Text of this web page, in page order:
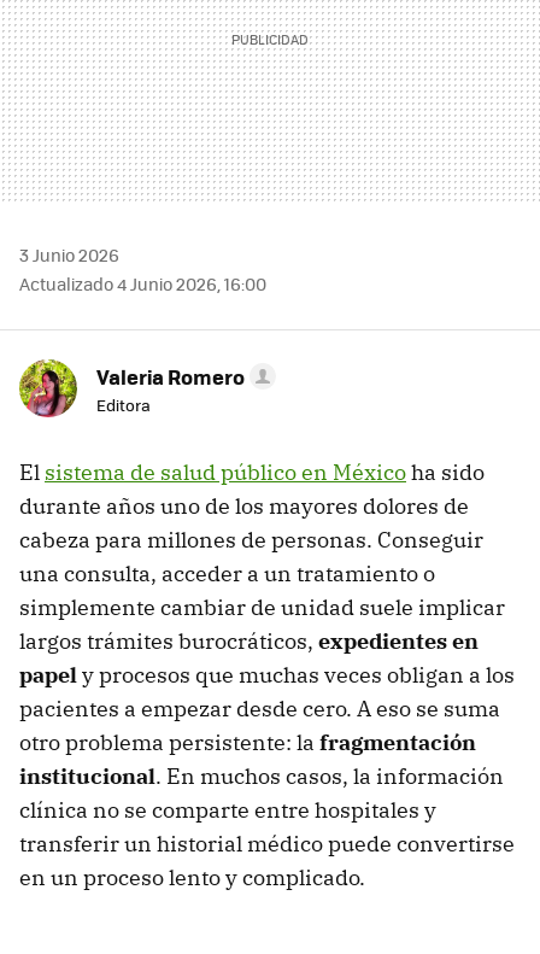
3 Junio 2026
Actualizado 4 Junio 2026, 16:00
Valeria Romero
Editora
El sistema de salud público en Méxicoha sido
durante años uno de los mayores dolores de
cabeza para millones de personas. Conseguir
una consulta, acceder a un tratamiento o
simplemente cambiar de unidad suele implicar
largos trámites burocráticos, expedientes en
papely procesos que muchas veces obligan a los
pacientes a empezar desde cero. A eso se suma
otro problema persistente: la fragmentación
institucional. En muchos casos, la información
clínica no se comparte entre hospitales y
transferir un historial médico puede convertirse
en un proceso lento y complicado.